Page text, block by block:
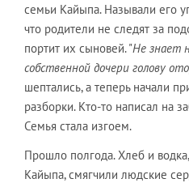
семьи Кайыпа. Называли его
что родители не следят за
портит их сыновей. "Не знает
собственной дочери голову
шептались, а теперь начали
разборки. Кто-то написал на
Семья стала изгоем.
Прошло полгода. Хлеб и
Кайыпа, смягчили людские